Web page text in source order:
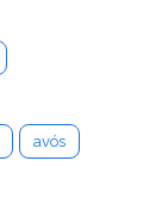
avós